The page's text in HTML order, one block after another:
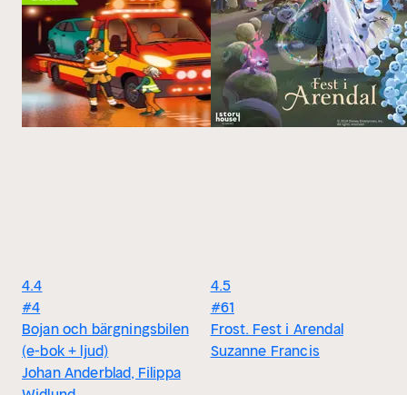
4.4
#4
Bojan och bärgningsbilen
(e-bok + ljud)
Johan Anderblad, Filippa
4.5
#61
Frost. Fest i Arendal
Suzanne Francis